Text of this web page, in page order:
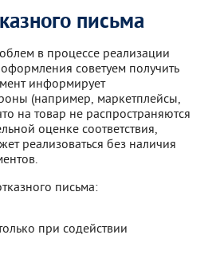
письма
в процессе реализации
советуем получить
информирует
(например, маркетплейсы,
на товар не распространяются
оценке соответствия,
реализоваться без наличия
письма:
при содействии